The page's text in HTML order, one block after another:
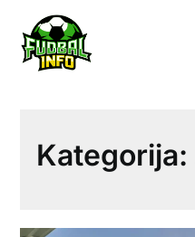
content
Kategorija: